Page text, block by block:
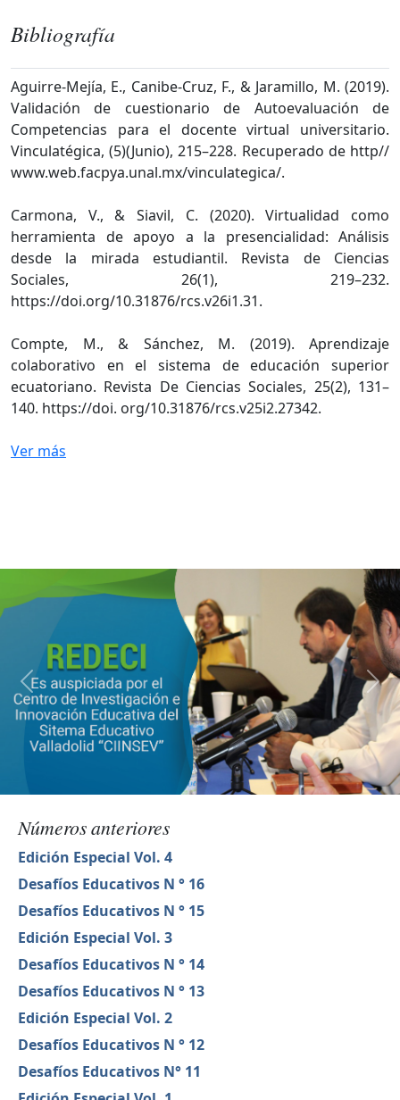
Bibliografía
Aguirre-Mejía, E., Canibe-Cruz, F., & Jaramillo, M. (2019).
Validación de cuestionario de Autoevaluación de
Competencias para el docente virtual universitario.
Vinculatégica, (5)(Junio), 215–228. Recuperado de http//
www.web.facpya.unal.mx/vinculategica/.
Carmona, V., & Siavil, C. (2020). Virtualidad como
herramienta de apoyo a la presencialidad: Análisis
desde la mirada estudiantil. Revista de Ciencias
Sociales, 26(1), 219–232.
https://doi.org/10.31876/rcs.v26i1.31.
Compte, M., & Sánchez, M. (2019). Aprendizaje
colaborativo en el sistema de educación superior
ecuatoriano. Revista De Ciencias Sociales, 25(2), 131–
140. https://doi. org/10.31876/rcs.v25i2.27342.
Ver más
Números anteriores
Edición Especial Vol. 4
Desafíos Educativos N ° 16
Desafíos Educativos N ° 15
Edición Especial Vol. 3
Desafíos Educativos N ° 14
Desafíos Educativos N ° 13
Edición Especial Vol. 2
Desafíos Educativos N ° 12
Desafíos Educativos N° 11